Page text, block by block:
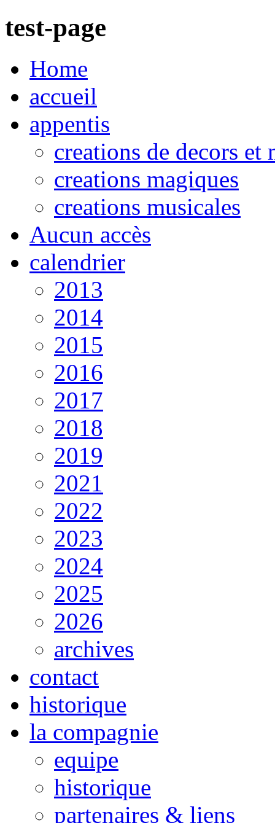
test-page
Home
accueil
appentis
creations de decors et
creations magiques
creations musicales
Aucun accès
calendrier
2013
2014
2015
2016
2017
2018
2019
2021
2022
2023
2024
2025
2026
archives
contact
historique
la compagnie
equipe
historique
partenaires & liens